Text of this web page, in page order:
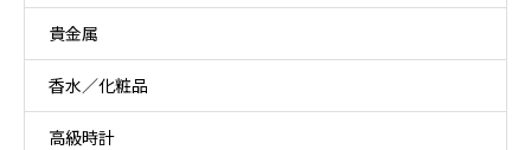
貴金属
香水／化粧品
高級時計